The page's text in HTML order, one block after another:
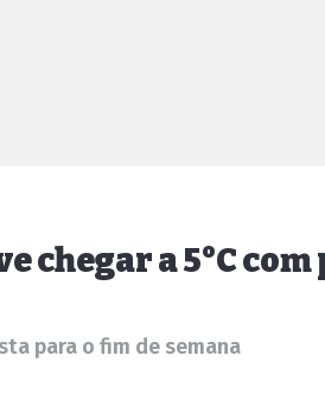
chegar a 5°C
para o fim de semana